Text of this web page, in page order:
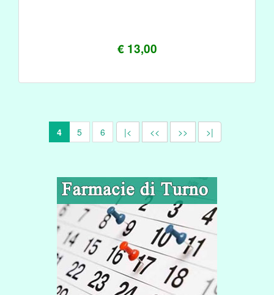
€ 13,00
|< <<
4 5 6 >> >|